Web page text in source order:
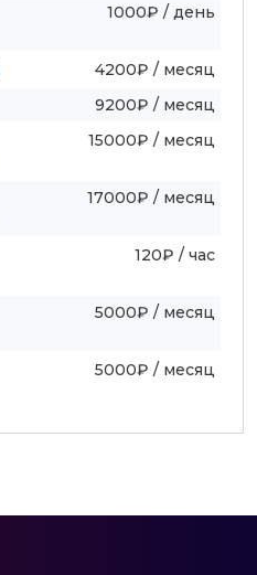
1000₽ / день
4200₽ / месяц
9200₽ / месяц
15000₽ / месяц
17000₽ / месяц
120₽ / час
5000₽ / месяц
5000₽ / месяц